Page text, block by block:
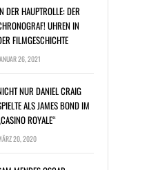
DER HAUPTROLLE: DER
UHREN IN
FILMGESCHICHTE
26, 2021
NUR DANIEL CRAIG
ALS JAMES BOND IM
ROYALE“
20, 2020